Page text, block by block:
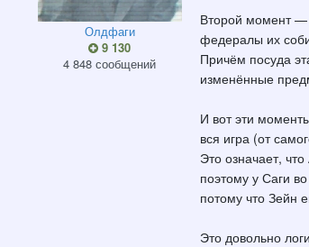
Олдфаги
9 130
4 848 сообщений
Второй момент —
федералы их
Причём посуда
изменённые
И вот эти
вся игра (от
Это означает,
поэтому у Саги
потому что Зейн
Это довольно